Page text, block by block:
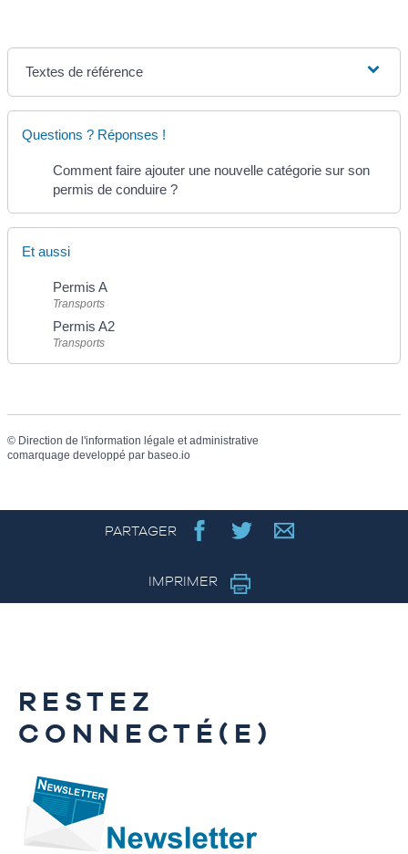
Textes de référence
Questions ? Réponses !
Comment faire ajouter une nouvelle catégorie sur son
permis de conduire ?
Et aussi
Permis A
Transports
Permis A2
Transports
© Direction de l'information légale et administrative
comarquage developpé par baseo.io
PARTAGER
IMPRIMER
RESTEZ
CONNECTÉ(E)